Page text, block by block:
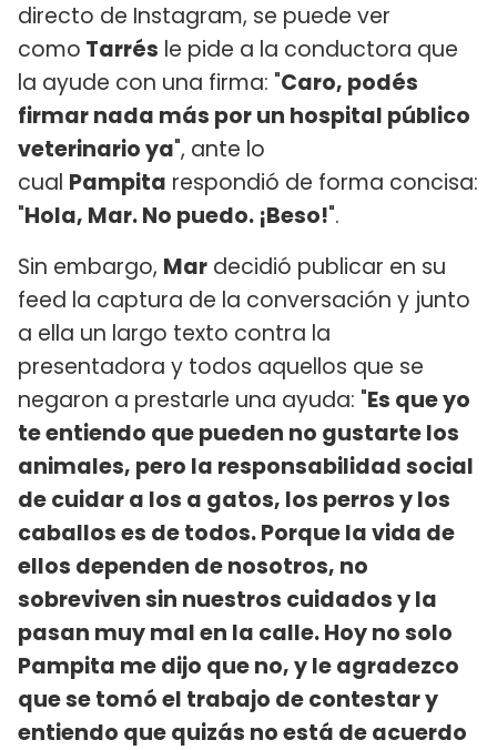
directo de Instagram, se puede ver
como Tarrés le pide a la conductora que
la ayude con una firma: "Caro, podés
firmar nada más por un hospital público
veterinario ya", ante lo
cual Pampita respondió de forma concisa:
"Hola, Mar. No puedo. ¡Beso!".
Sin embargo, Mar decidió publicar en su
feed la captura de la conversación y junto
a ella un largo texto contra la
presentadora y todos aquellos que se
negaron a prestarle una ayuda: "Es que yo
te entiendo que pueden no gustarte los
animales, pero la responsabilidad social
de cuidar a los a gatos, los perros y los
caballos es de todos. Porque la vida de
ellos dependen de nosotros, no
sobreviven sin nuestros cuidados y la
pasan muy mal en la calle. Hoy no solo
Pampita me dijo que no, y le agradezco
que se tomó el trabajo de contestar y
entiendo que quizás no está de acuerdo